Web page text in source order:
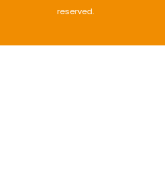
reserved.